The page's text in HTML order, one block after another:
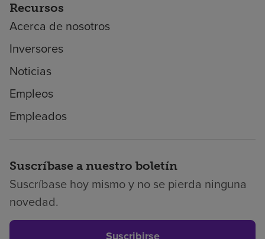
Recursos
Acerca de nosotros
Inversores
Noticias
Empleos
Empleados
Suscríbase a nuestro boletín
Suscríbase hoy mismo y no se pierda ninguna
novedad.